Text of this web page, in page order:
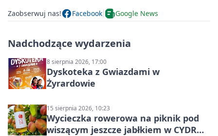
Zaobserwuj nas! Facebook Google News
Nadchodzące wydarzenia
8 sierpnia 2026, 17:00
Dyskoteka z Gwiazdami w
Żyrardowie
15 sierpnia 2026, 10:23
Wycieczka rowerowa na piknik pod
wiszącym jeszcze jabłkiem w CYDR